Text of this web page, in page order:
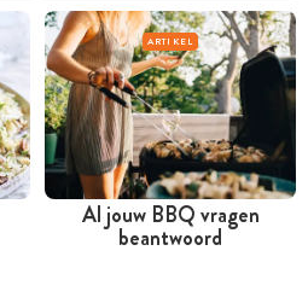
ARTIKEL
Al jouw BBQ vragen
beantwoord